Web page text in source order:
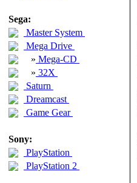
Sega:
Master System
Mega Drive
» Mega-CD
» 32X
Saturn
Dreamcast
Game Gear
Sony:
PlayStation
PlayStation 2